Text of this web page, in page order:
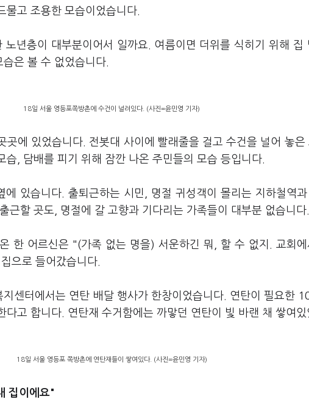
물고 조용한 모습이었습니다.
년층이 대부분이어서 일까요. 여름이면 더위를 식히기 위해 집
은 볼 수 없었습니다.
18일 서울 영등포쪽방촌에 수건이 널려있다. (사진=윤민영 기자)
곳에 있었습니다. 전봇대 사이에 빨래줄을 걸고 수건을 널어 놓은
, 담배를 피기 위해 잠깐 나온 주민들의 모습 등입니다.
있습니다. 출퇴근하는 시민, 명절 귀성객이 몰리는 지하철역과
근할 곳도, 명절에 갈 고향과 기다리는 가족들이 대부분 없습니다.
한 어르신은 "(가족 없는 명을) 서운하긴 뭐, 할 수 없지. 교회
으로 들어갔습니다.
센터에서는 연탄 배달 행사가 한창이었습니다. 연탄이 필요한
고 합니다. 연탄재 수거함에는 까맣던 연탄이 빛 바랜 채 쌓여있
18일 서울 영등포 쪽방촌에 연탄재들이 쌓여있다. (사진=윤민영 기자)
집이에요"